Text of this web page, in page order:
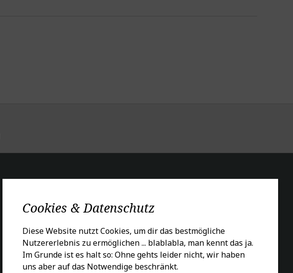
Cookies & Datenschutz
Diese Website nutzt Cookies, um dir das bestmögliche
Nutzererlebnis zu ermöglichen ... blablabla, man kennt das ja.
Im Grunde ist es halt so: Ohne gehts leider nicht, wir haben
uns aber auf das Notwendige beschränkt.